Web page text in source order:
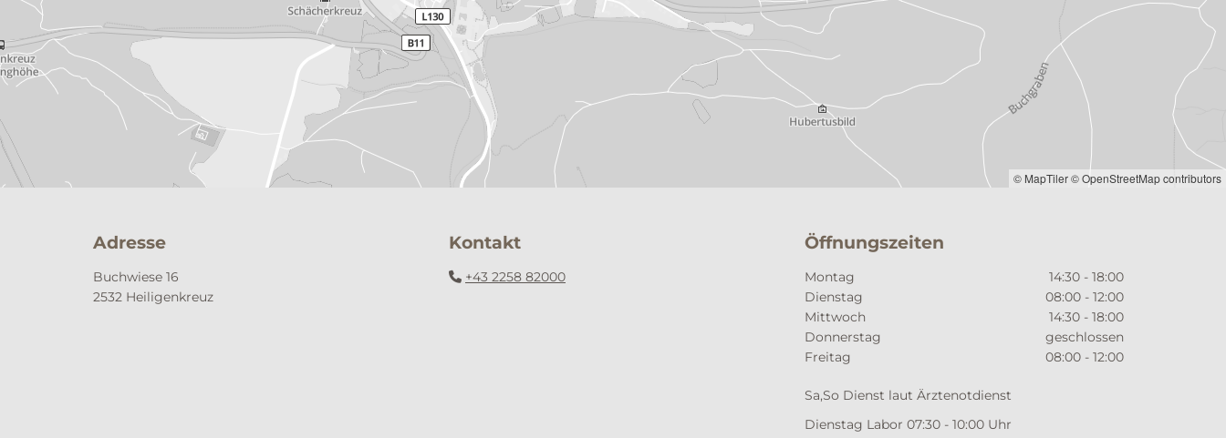
© MapTiler© OpenStreetMap contributors
Adresse
Buchwiese 16
2532 Heiligenkreuz
Kontakt
 +43 2258 82000
Öffnungszeiten
Montag
14:30 - 18:00
Dienstag
08:00 - 12:00
Mittwoch
14:30 - 18:00
Donnerstag
geschlossen
Freitag
08:00 - 12:00
Sa,So Dienst laut Ärztenotdienst
Dienstag Labor 07:30 - 10:00 Uhr